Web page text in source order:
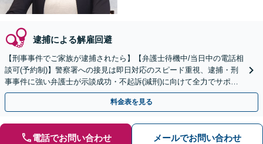
逮捕による解雇回避
【刑事事件でご家族が逮捕されたら】【弁護士待機中/当日中の電話相
談可(予約制)】警察署への接見は即日対応のスピード重視、逮捕・刑
事事件に強い弁護士が示談成功・不起訴(減刑)に向けて全力でサポー
トします。【加害者側の相談専門】
料金表を見る
電話でお問い合わせ メールでお問い合わせ